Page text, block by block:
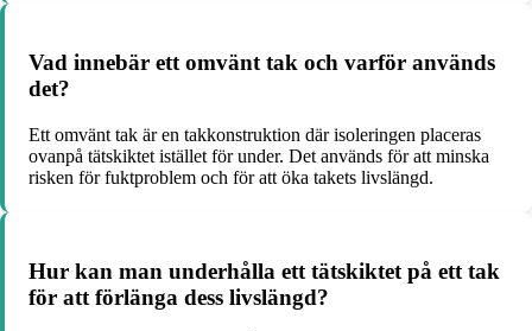
Vad innebär ett omvänt tak och varför används
det?
Ett omvänt tak är en takkonstruktion där isoleringen placeras
ovanpå tätskiktet istället för under. Det används för att minska
risken för fuktproblem och för att öka takets livslängd.
Hur kan man underhålla ett tätskiktet på ett tak
för att förlänga dess livslängd?